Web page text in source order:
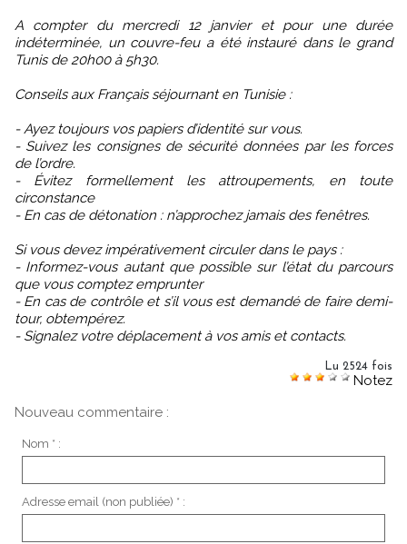
A compter du mercredi 12 janvier et pour une durée
indéterminée, un couvre-feu a été instauré dans le grand
Tunis de 20h00 à 5h30.
Conseils aux Français séjournant en Tunisie :
- Ayez toujours vos papiers d’identité sur vous.
- Suivez les consignes de sécurité données par les forces
de l’ordre.
- Évitez formellement les attroupements, en toute
circonstance
- En cas de détonation : n’approchez jamais des fenêtres.
Si vous devez impérativement circuler dans le pays :
- Informez-vous autant que possible sur l’état du parcours
que vous comptez emprunter
- En cas de contrôle et s’il vous est demandé de faire demi-
tour, obtempérez.
- Signalez votre déplacement à vos amis et contacts.
Lu 2524 fois
Notez
Nouveau commentaire :
Nom * :
Adresse email (non publiée) * :